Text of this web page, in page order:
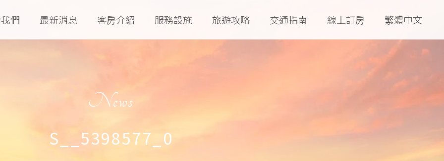
們 最新消息 客房介紹 服務設施 旅遊攻略 交通指南 線上訂房 繁體中文
News
S__5398577_0